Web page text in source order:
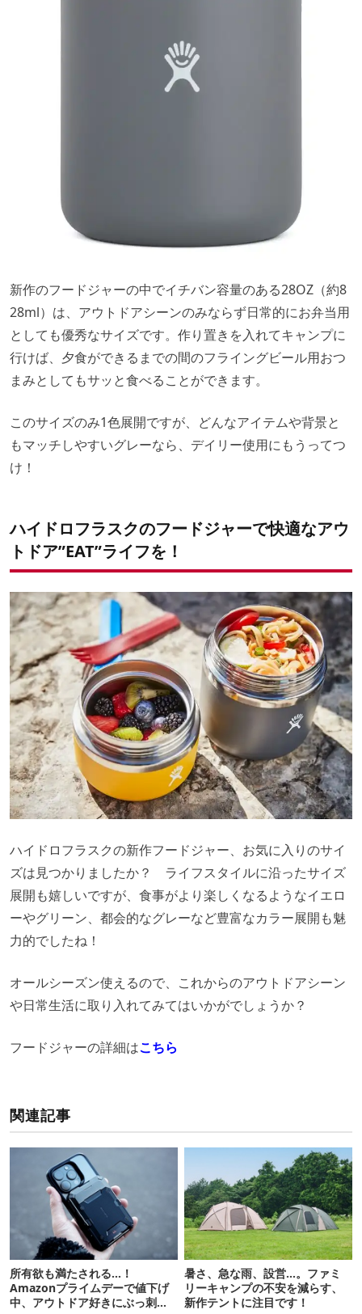
新作のフードジャーの中でイチバン容量のある28OZ（約8
28ml）は、アウトドアシーンのみならず日常的にお弁当用
としても優秀なサイズです。作り置きを入れてキャンプに
行けば、夕食ができるまでの間のフライングビール用おつ
まみとしてもサッと食べることができます。
このサイズのみ1色展開ですが、どんなアイテムや背景と
もマッチしやすいグレーなら、デイリー使用にもうってつ
け！
ハイドロフラスクのフードジャーで快適なアウ
トドア”EAT”ライフを！
ハイドロフラスクの新作フードジャー、お気に入りのサイ
ズは見つかりましたか？ ライフスタイルに沿ったサイズ
展開も嬉しいですが、食事がより楽しくなるようなイエロ
ーやグリーン、都会的なグレーなど豊富なカラー展開も魅
力的でしたね！
オールシーズン使えるので、これからのアウトドアシーン
や日常生活に取り入れてみてはいかがでしょうか？
フードジャーの詳細はこちら
関連記事
所有欲も満たされる…！
Amazonプライムデーで値下げ
中、アウトドア好きにぶっ刺さ
暑さ、急な雨、設営…。ファミ
リーキャンプの不安を減らす、
新作テントに注目です！